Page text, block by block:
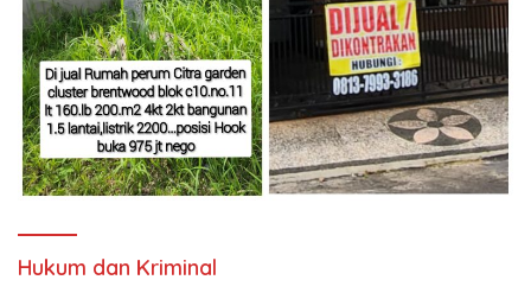
Hukum dan Kriminal